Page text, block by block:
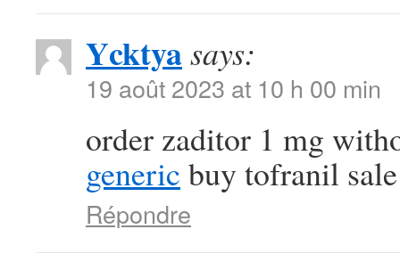
Ycktyasays:
19 août 2023 at 10 h 00 min
order zaditor 1 mg
generic buy tofranil sale
Répondre